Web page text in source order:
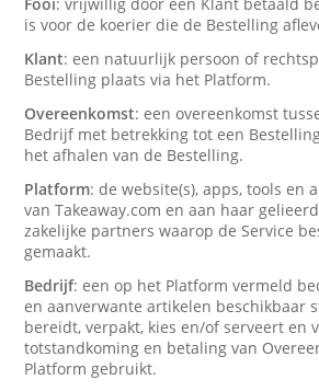
is voor de koerier die de Bestelling
Klant: een natuurlijk persoon of
Bestelling plaats via het Platform.
Overeenkomst: een overeenkomst
Bedrijf met betrekking tot een
het afhalen van de Bestelling.
Platform: de website(s), apps, tools en
van Takeaway.com en aan haar
zakelijke partners waarop de Service
gemaakt.
Bedrijf: een op het Platform vermeld
en aanverwante artikelen beschikbaar
bereidt, verpakt, kies en/of serveert en
totstandkoming en betaling van
Platform gebruikt.